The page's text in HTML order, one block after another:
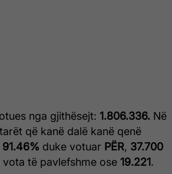
nga gjithësejt: 1.806.336. Në
që kanë dalë kanë qenë
91.46% duke votuar PËR, 37.700
vota të pavlefshme ose 19.221.